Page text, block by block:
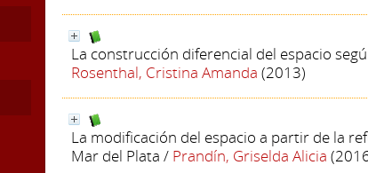
La construcción diferencial del espacio
Rosenthal, Cristina Amanda (2013)
La modificación del espacio a partir de la
Mar del Plata / Prandín, Griselda Alicia